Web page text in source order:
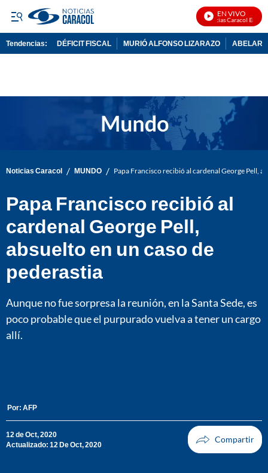
EN VIVO
Noticias Caracol En Vivo
Tendencias: DÉFICIT FISCAL MURIÓ ALFONSO LIZARAZO
Noticias Caracol / MUNDO / Papa Francisco recibió al cardenal George Pell,
Papa Francisco recibió al
cardenal George Pell,
absuelto en un caso de
pederastia
Aunque no fue sorpresa la reunión, en la Santa Sede, es
poco probable que el purpurado vuelva a tener un cargo
allí.
Por: AFP
12 de Oct, 2020
Actualizado: 12 De Oct, 2020